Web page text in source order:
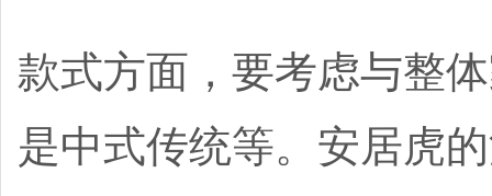
款式方面，要考虑与整
是中式传统等。安居虎